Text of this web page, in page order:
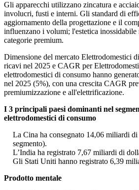
Gli apparecchi utilizzano zincatura e
involucri, fusti e interni. Gli standard di
aggiornamento della progettazione e il
influenzano i volumi; l'estetica inossidabile
categorie premium.
Dimensione del mercato Elettrodomestici
ricavi nel 2025 e CAGR per
elettrodomestici di consumo hanno
nel 2025 (5%), con una crescita CAGR
premiumizzazione e all'elettrificazione.
I 3 principali paesi dominanti nel
elettrodomestici di consumo
La Cina ha consegnato 14,06 miliardi
segmento).
L’India ha registrato 7,67 miliardi di
Gli Stati Uniti hanno registrato 6,39
Prodotto mentale